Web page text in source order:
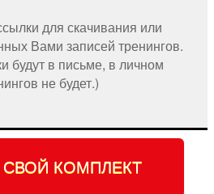
для скачивания или
Вами записей тренингов.
будут в письме, в личном
не будет.)
СВОЙ КОМПЛЕКТ